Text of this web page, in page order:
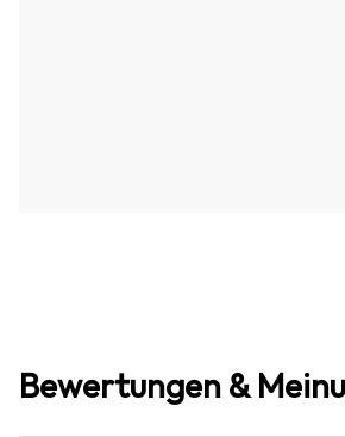
Bewertungen &